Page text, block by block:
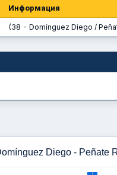
Информация
(38 - Domínguez Diego /
Diego - Peñate